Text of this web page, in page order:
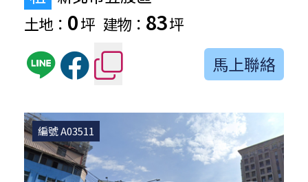
土地： 0坪 建物： 83坪
馬上聯絡
編號 A03511